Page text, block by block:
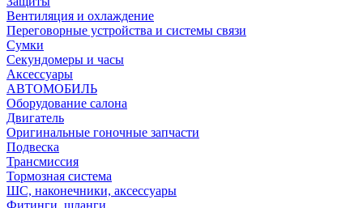
Вентиляция и охлаждение
Переговорные устройства и системы связи
Сумки
Секундомеры и часы
Аксессуары
АВТОМОБИЛЬ
Оборудование салона
Двигатель
Оригинальные гоночные запчасти
Подвеска
Трансмиссия
Тормозная система
ШС, наконечники, аксессуары
Фитинги, шланги.